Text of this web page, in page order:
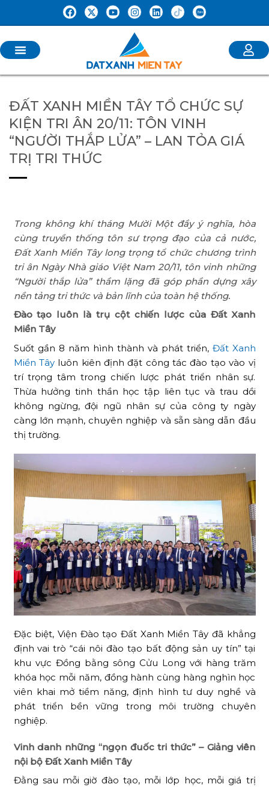
ĐẤT XANH MIỀN TÂY TỔ CHỨC SỰ
KIỆN TRI ÂN 20/11: TÔN VINH
“NGƯỜI THẮP LỬA” – LAN TỎA GIÁ
TRỊ TRI THỨC
Trong không khí tháng Mười Một đầy ý nghĩa, hòa
cùng truyền thống tôn sư trọng đạo của cả nước,
Đất Xanh Miền Tây long trọng tổ chức chương trình
tri ân Ngày Nhà giáo Việt Nam 20/11, tôn vinh những
“Người thắp lửa” thầm lặng đã góp phần dựng xây
nền tảng tri thức và bản lĩnh của toàn hệ thống.
Đào tạo luôn là trụ cột chiến lược của Đất Xanh
Miền Tây
Suốt gần 8 năm hình thành và phát triển, Đất Xanh
Miền Tây luôn kiên định đặt công tác đào tạo vào vị
trí trọng tâm trong chiến lược phát triển nhân sự.
Thừa hưởng tinh thần học tập liên tục và trau dồi
không ngừng, đội ngũ nhân sự của công ty ngày
càng lớn mạnh, chuyên nghiệp và sẵn sàng dẫn đầu
thị trường.
Đặc biệt, Viện Đào tạo Đất Xanh Miền Tây đã khẳng
định vai trò “cái nôi đào tạo bất động sản uy tín” tại
khu vực Đồng bằng sông Cửu Long với hàng trăm
khóa học mỗi năm, đồng hành cùng hàng nghìn học
viên khai mở tiềm năng, định hình tư duy nghề và
phát triển bền vững trong môi trường chuyên
nghiệp.
Vinh danh những “ngọn đuốc tri thức” – Giảng viên
nội bộ Đất Xanh Miền Tây
Đằng sau mỗi giờ đào tạo, mỗi lớp học, mỗi giá trị